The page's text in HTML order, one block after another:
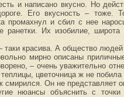
и написано вкусно. Но
Его вкусность – тоже.
промахнул и сбил с нее
ранетки. Их изобилие,
таки красива. А общество
мирно описаны
– очень уважительно
цветочница ж не
смирился. Он не представляет
нюансы объяснить с точки